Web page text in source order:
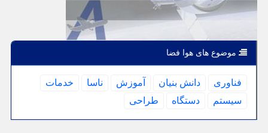
موضوع های هوا فضا
فناوری دانش بنیان آموزش ناسا
خدمات
سیستم
دستگاه طراحی